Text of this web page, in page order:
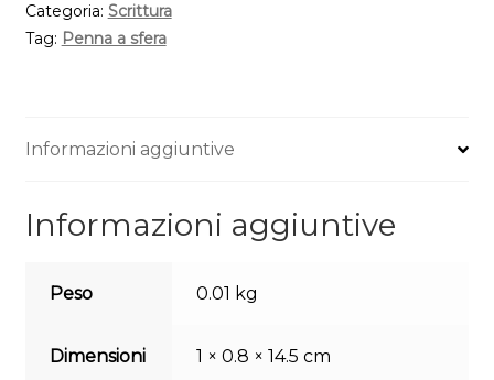
Categoria: Scrittura
Tag: Penna a sfera
Informazioni aggiuntive
Informazioni aggiuntive
Peso 0.01 kg
Dimensioni 1 × 0.8 × 14.5 cm